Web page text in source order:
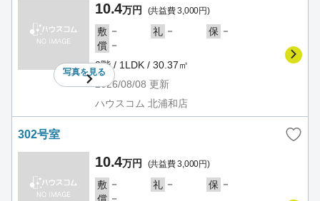
写真を見る
10.4万円 (共益費 3,000円)
敷 － 礼 － 保 －
償 －
2階 / 1LDK / 30.37㎡
2026/08/08 更新
ハウスコム 北浦和店
302号室
10.4万円 (共益費 3,000円)
敷 － 礼 － 保 －
－